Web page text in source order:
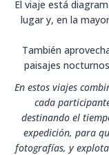
El viaje está
lugar y, en la
También
paisajes
En estos viajes
cada
destinando el
expedición, para
fotografías, y